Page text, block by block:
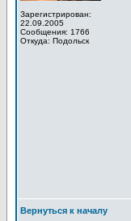
Зарегистрирован:
22.09.2005
Сообщения: 1766
Откуда: Подольск
Вернуться к началу